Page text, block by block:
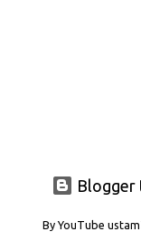
Blogger
By YouTube